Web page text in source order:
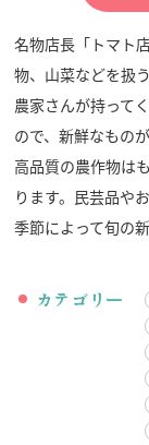
名物店長「トマト
物、山菜などを扱
農家さんが持って
ので、新鮮なもの
高品質の農作物は
ります。民芸品や
季節によって旬の
カテゴリー